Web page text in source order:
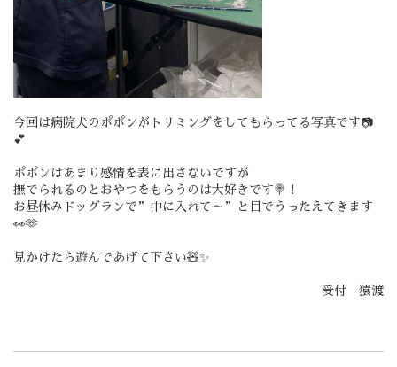
今回は病院犬のポポンがトリミングをしてもらってる写真です📷
💕
ポポンはあまり感情を表に出さないですが
撫でられるのとおやつをもらうのは大好きです🍭！
お昼休みドッグランで”中に入れて～”と目でうったえてきます
👀🫶
見かけたら遊んであげて下さい🧸✨
受付 猿渡